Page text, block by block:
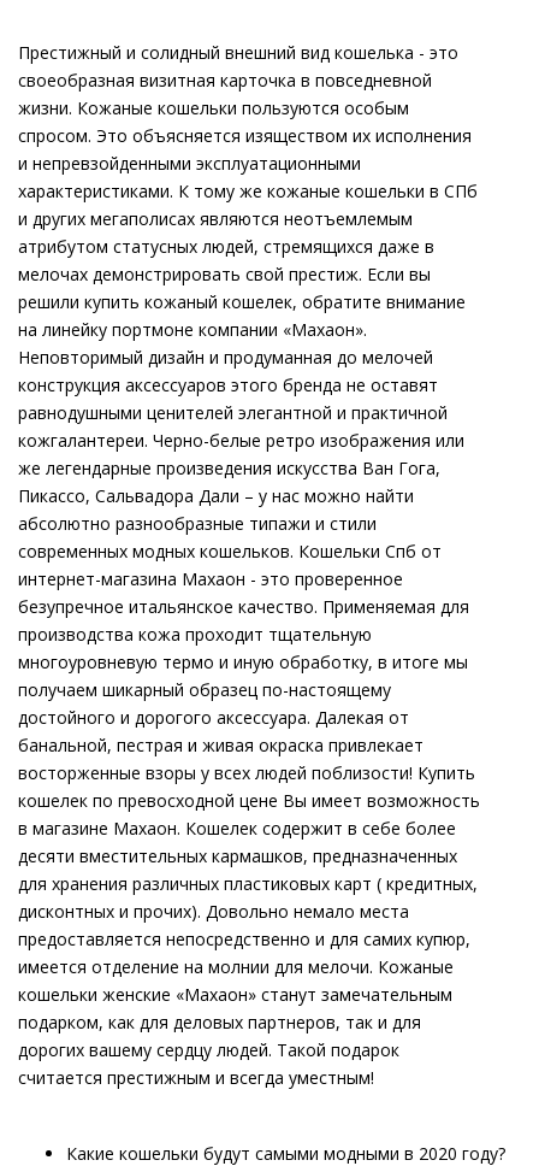
Престижный и солидный внешний вид кошелька - это
своеобразная визитная карточка в повседневной
жизни. Кожаные кошельки пользуются особым
спросом. Это объясняется изяществом их исполнения
и непревзойденными эксплуатационными
характеристиками. К тому же кожаные кошельки в СПб
и других мегаполисах являются неотъемлемым
атрибутом статусных людей, стремящихся даже в
мелочах демонстрировать свой престиж. Если вы
решили купить кожаный кошелек, обратите внимание
на линейку портмоне компании «Махаон».
Неповторимый дизайн и продуманная до мелочей
конструкция аксессуаров этого бренда не оставят
равнодушными ценителей элегантной и практичной
кожгалантереи. Черно-белые ретро изображения или
же легендарные произведения искусства Ван Гога,
Пикассо, Сальвадора Дали – у нас можно найти
абсолютно разнообразные типажи и стили
современных модных кошельков. Кошельки Спб от
интернет-магазина Махаон - это проверенное
безупречное итальянское качество. Применяемая для
производства кожа проходит тщательную
многоуровневую термо и иную обработку, в итоге мы
получаем шикарный образец по-настоящему
достойного и дорогого аксессуара. Далекая от
банальной, пестрая и живая окраска привлекает
восторженные взоры у всех людей поблизости! Купить
кошелек по превосходной цене Вы имеет возможность
в магазине Махаон. Кошелек содержит в себе более
десяти вместительных кармашков, предназначенных
для хранения различных пластиковых карт ( кредитных,
дисконтных и прочих). Довольно немало места
предоставляется непосредственно и для самих купюр,
имеется отделение на молнии для мелочи. Кожаные
кошельки женские «Махаон» станут замечательным
подарком, как для деловых партнеров, так и для
дорогих вашему сердцу людей. Такой подарок
считается престижным и всегда уместным!
Какие кошельки будут самыми модными в 2020 году?